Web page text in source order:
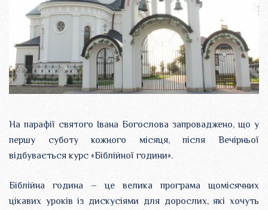
На парафії святого Івана Богослова запроваджено, що у
першу суботу кожного місяця, після Вечірньої
відбувається курс «Біблійної години».
Біблійна година – це велика програма щомісячних
цікавих уроків із дискусіями для дорослих, які хочуть